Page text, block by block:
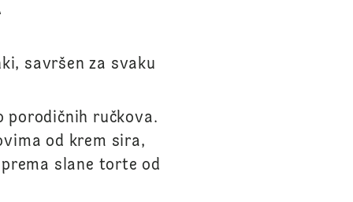
savršen za svaku
porodičnih ručkova.
od krem sira,
slane torte od